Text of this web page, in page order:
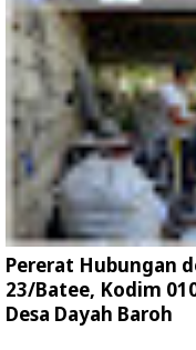
Pererat Hubungan
23/Batee, Kodim
Desa Dayah Baroh